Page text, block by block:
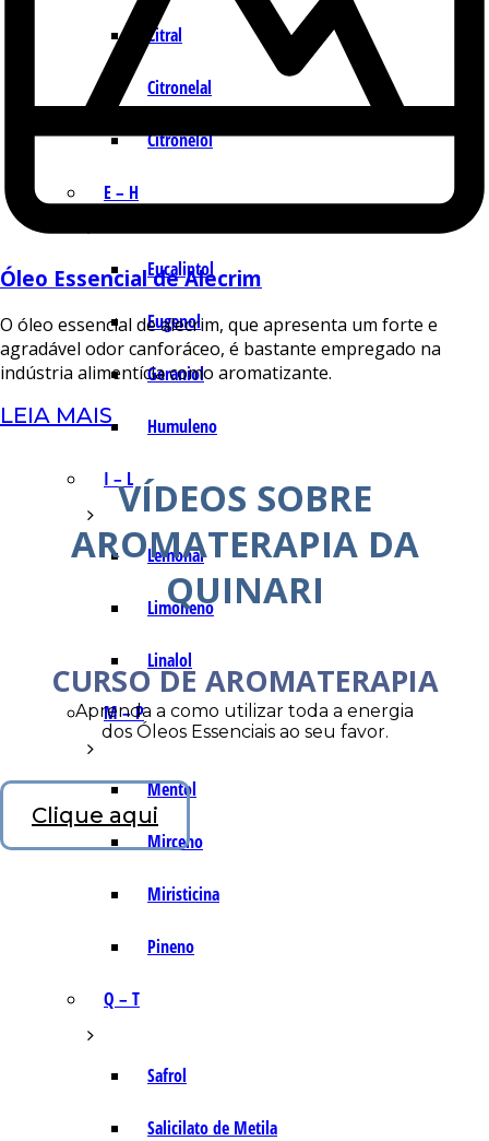
Citral
Citronelal
Citronelol
E – H
Eucaliptol
Eugenol
Geraniol
Humuleno
I – L
Lemonal
Limoneno
Linalol
M – P
Mentol
Mirceno
Miristicina
Pineno
Q – T
Safrol
Salicilato de Metila
Óleo Essencial de Alecrim
O óleo essencial de alecrim, que apresenta um forte e
agradável odor canforáceo, é bastante empregado na
indústria alimentícia como aromatizante.
LEIA MAIS
VÍDEOS SOBRE
AROMATERAPIA DA
QUINARI
CURSO DE AROMATERAPIA
Aprenda a como utilizar toda a energia
dos Óleos Essenciais ao seu favor.
Clique aqui